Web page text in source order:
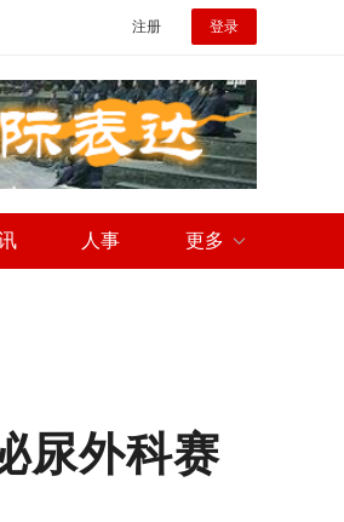
注册 登录
人事 更多
尿外科赛